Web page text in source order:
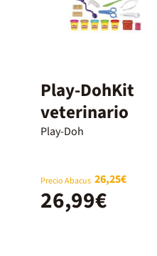
Play-DohKit
veterinario
Play-Doh
Precio Abacus 26,25€
26,99€